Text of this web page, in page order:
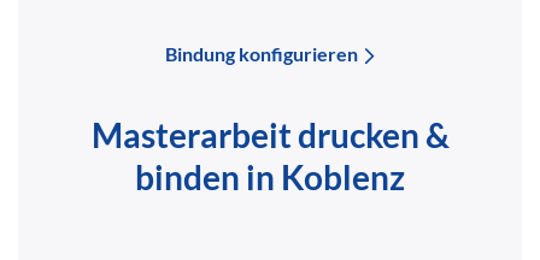
Bindung konfigurieren
Masterarbeit drucken &
binden in Koblenz